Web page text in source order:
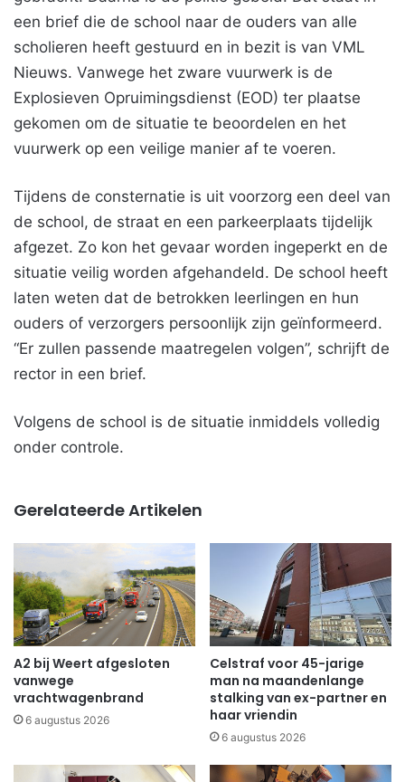
een brief die de school naar de ouders van alle
scholieren heeft gestuurd en in bezit is van VML
Nieuws. Vanwege het zware vuurwerk is de
Explosieven Opruimingsdienst (EOD) ter plaatse
gekomen om de situatie te beoordelen en het
vuurwerk op een veilige manier af te voeren.
Tijdens de consternatie is uit voorzorg een deel van
de school, de straat en een parkeerplaats tijdelijk
afgezet. Zo kon het gevaar worden ingeperkt en de
situatie veilig worden afgehandeld. De school heeft
laten weten dat de betrokken leerlingen en hun
ouders of verzorgers persoonlijk zijn geïnformeerd.
“Er zullen passende maatregelen volgen”, schrijft de
rector in een brief.
Volgens de school is de situatie inmiddels volledig
onder controle.
Gerelateerde Artikelen
A2 bij Weert afgesloten
vanwege
vrachtwagenbrand
6 augustus 2026
Celstraf voor 45-jarige
man na maandenlange
stalking van ex-partner en
haar vriendin
6 augustus 2026